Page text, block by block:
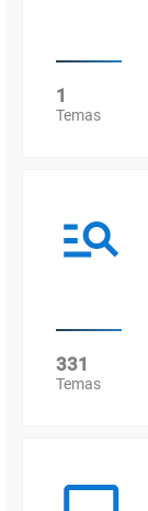
1
Temas
331
Temas